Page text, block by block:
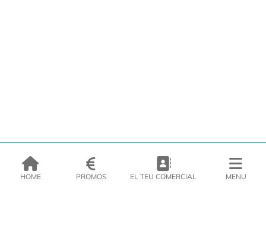
HOME PROMOS EL TEU COMERCIAL MENU